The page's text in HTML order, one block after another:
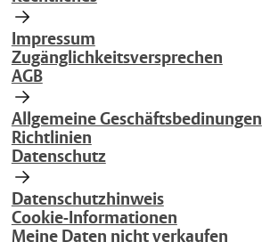
Impressum
Zugänglichkeitsversprechen
AGB
Allgemeine Geschäftsbedinungen
Richtlinien
Datenschutz
Datenschutzhinweis
Cookie-Informationen
Meine Daten nicht verkaufen